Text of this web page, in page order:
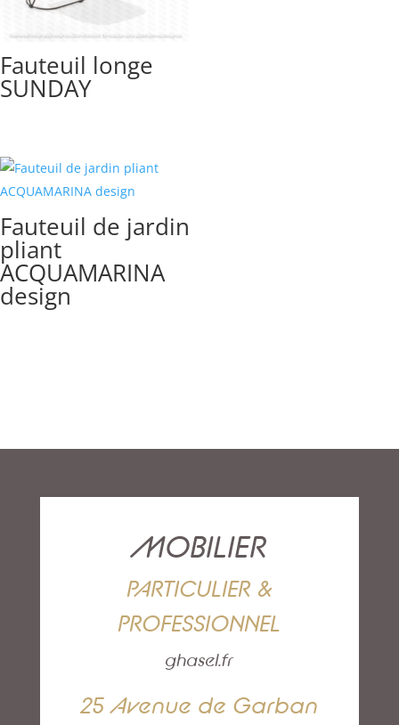
Fauteuil longe
SUNDAY
Fauteuil de jardin
pliant
ACQUAMARINA
design
MOBILIER
PARTICULIER &
PROFESSIONNEL
ghasel.fr
25 Avenue de Garban